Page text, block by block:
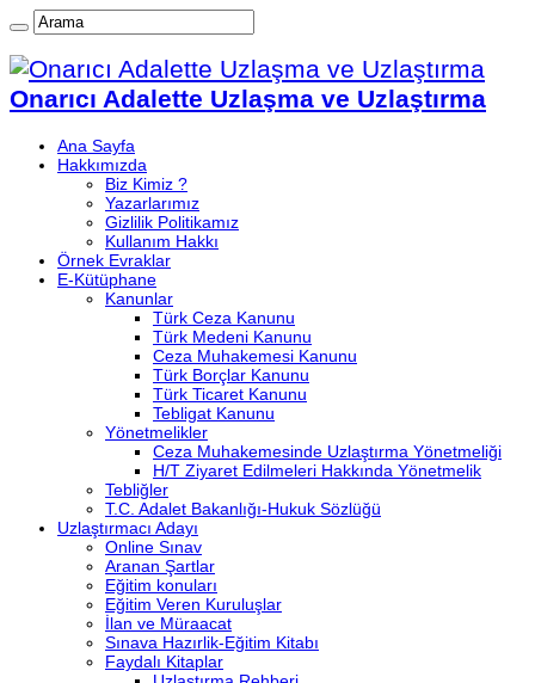
Onarıcı Adalette Uzlaşma ve Uzlaştırma
Ana Sayfa
Hakkımızda
Biz Kimiz ?
Yazarlarımız
Gizlilik Politikamız
Kullanım Hakkı
Örnek Evraklar
E-Kütüphane
Kanunlar
Türk Ceza Kanunu
Türk Medeni Kanunu
Ceza Muhakemesi Kanunu
Türk Borçlar Kanunu
Türk Ticaret Kanunu
Tebligat Kanunu
Yönetmelikler
Ceza Muhakemesinde Uzlaştırma Yönetmeliği
H/T Ziyaret Edilmeleri Hakkında Yönetmelik
Tebliğler
T.C. Adalet Bakanlığı-Hukuk Sözlüğü
Uzlaştırmacı Adayı
Online Sınav
Aranan Şartlar
Eğitim konuları
Eğitim Veren Kuruluşlar
İlan ve Müraacat
Sınava Hazırlik-Eğitim Kitabı
Faydalı Kitaplar